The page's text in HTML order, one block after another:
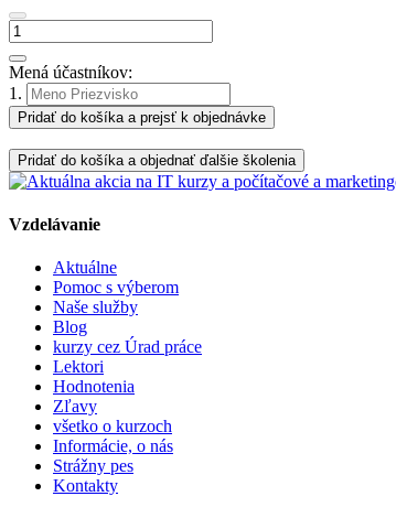
Mená účastníkov:
1.
Pridať do košíka a prejsť k objednávke
Pridať do košíka a objednať ďalšie školenia
Vzdelávanie
Aktuálne
Pomoc s výberom
Naše služby
Blog
kurzy cez Úrad práce
Lektori
Hodnotenia
Zľavy
všetko o kurzoch
Informácie, o nás
Strážny pes
Kontakty